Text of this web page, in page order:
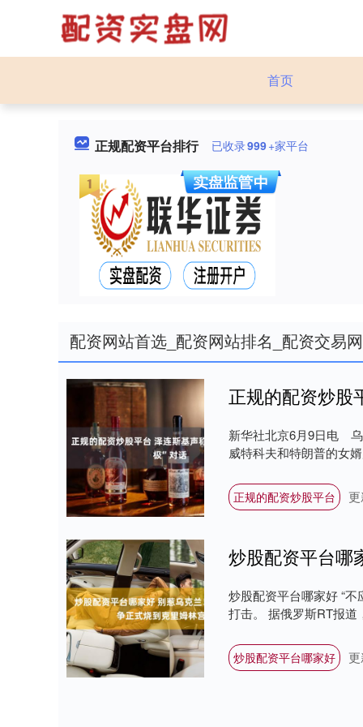
首页
正规配资平台排行 已收录999+家平台
配资网站首选_配资网站排名_配资交易
正规的配资炒股
新华社北京6月9日电
威特科夫和特朗普的女
正规的配资炒股平台
炒股配资平台哪家好 “
打击。 据俄罗斯RT报道
炒股配资平台哪家好